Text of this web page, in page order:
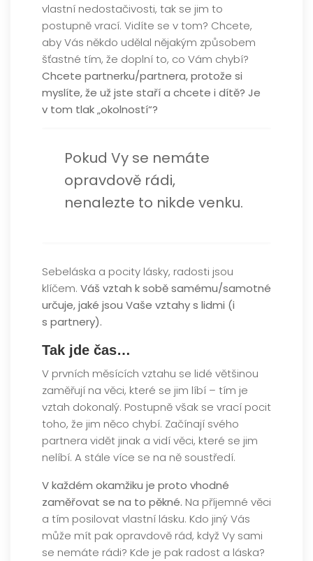
vlastní nedostačivosti, tak se jim to
postupně vrací. Vidíte se v tom? Chcete,
aby Vás někdo udělal nějakým způsobem
šťastné tím, že doplní to, co Vám chybí?
Chcete partnerku/partnera, protože si
myslíte, že už jste staří a chcete i dítě? Je
v tom tlak „okolností“?
Pokud Vy se nemáte
opravdově rádi,
nenalezte to nikde venku.
Sebeláska a pocity lásky, radosti jsou
klíčem. Váš vztah k sobě samému/samotné
určuje, jaké jsou Vaše vztahy s lidmi (i
s partnery).
Tak jde čas…
V prvních měsících vztahu se lidé většinou
zaměřují na věci, které se jim líbí – tím je
vztah dokonalý. Postupně však se vrací pocit
toho, že jim něco chybí. Začínají svého
partnera vidět jinak a vidí věci, které se jim
nelíbí. A stále více se na ně soustředí.
V každém okamžiku je proto vhodné
zaměřovat se na to pěkné. Na příjemné věci
a tím posilovat vlastní lásku. Kdo jiný Vás
může mít pak opravdově rád, když Vy sami
se nemáte rádi? Kde je pak radost a láska?